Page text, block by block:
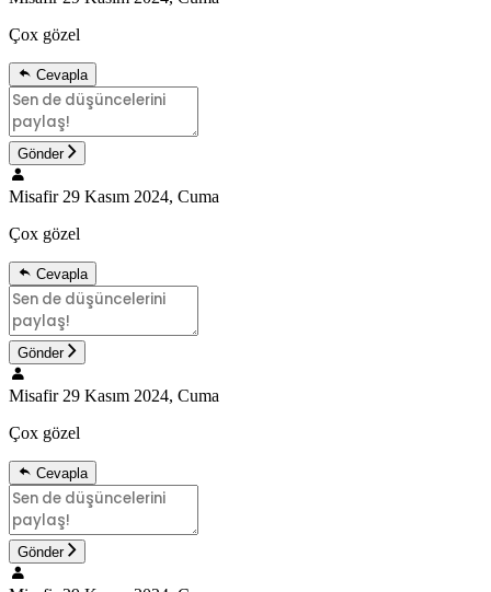
Çox gözel
Cevapla
Gönder
Misafir 29 Kasım 2024, Cuma
Çox gözel
Cevapla
Gönder
Misafir 29 Kasım 2024, Cuma
Çox gözel
Cevapla
Gönder